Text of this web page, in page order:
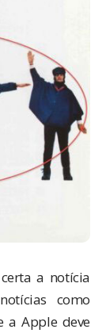
a notícia
como
a Apple deve